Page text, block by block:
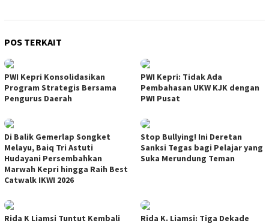
POS TERKAIT
PWI Kepri Konsolidasikan
Program Strategis Bersama
Pengurus Daerah
PWI Kepri: Tidak Ada
Pembahasan UKW KJK dengan
PWI Pusat
Di Balik Gemerlap Songket
Melayu, Baiq Tri Astuti
Hudayani Persembahkan
Marwah Kepri hingga Raih Best
Catwalk IKWI 2026
Stop Bullying! Ini Deretan
Sanksi Tegas bagi Pelajar yang
Suka Merundung Teman
Rida K Liamsi Tuntut Kembali Rida K. Liamsi: Tiga Dekade